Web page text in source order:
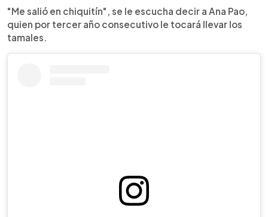
"Me salió en chiquitín", se le escucha decir a Ana Pao,
quien por tercer año consecutivo le tocará llevar los
tamales.